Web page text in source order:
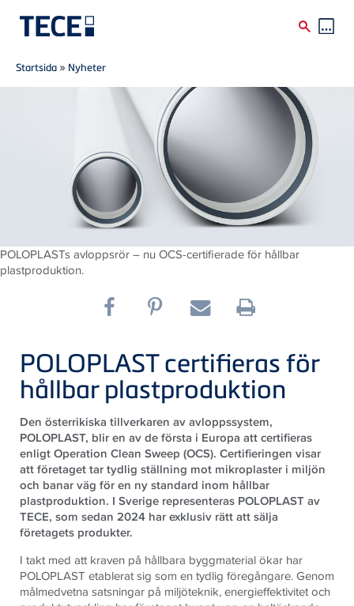
Skip to main content
Breadcrumb
Startsida » Nyheter
POLOPLASTs avloppsrör – nu OCS-certifierade för hållbar
plastproduktion.
POLOPLAST certifieras för
hållbar plastproduktion
Den österrikiska tillverkaren av avloppssystem,
POLOPLAST, blir en av de första i Europa att certifieras
enligt Operation Clean Sweep (OCS). Certifieringen visar
att företaget tar tydlig ställning mot mikroplaster i miljön
och banar väg för en ny standard inom hållbar
plastproduktion. I Sverige representeras POLOPLAST av
TECE, som sedan 2024 har exklusiv rätt att sälja
företagets produkter.
I takt med att kraven på hållbara byggmaterial ökar har
POLOPLAST etablerat sig som en tydlig föregångare. Genom
målmedvetna satsningar på miljöteknik, energieffektivitet och